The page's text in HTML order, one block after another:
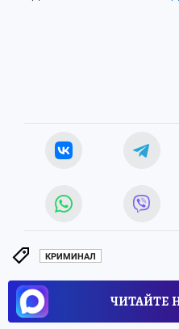
КРИМИНАЛ
ЧИТАЙТЕ